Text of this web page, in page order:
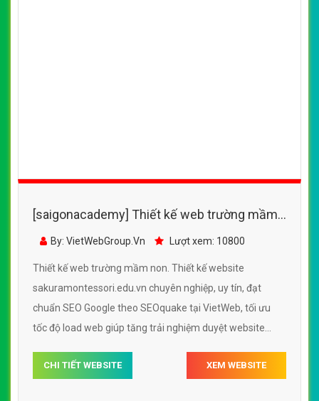
[saigonacademy] Thiết kế web trường mầm
non - sakuramontessori.edu.vn
By: VietWebGroup.Vn Lượt xem: 10800
Thiết kế web trường mầm non. Thiết kế website
sakuramontessori.edu.vn chuyên nghiệp, uy tín, đạt
chuẩn SEO Google theo SEOquake tại VietWeb, tối ưu
tốc độ load web giúp tăng trải nghiệm duyệt website
kiếm.
CHI TIẾT WEBSITE XEM WEBSITE